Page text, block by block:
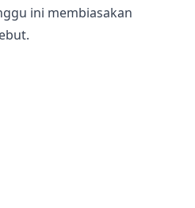
ini membiasakan